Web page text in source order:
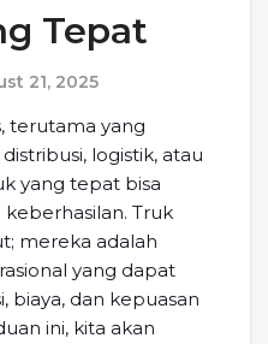
Tepat
21, 2025
terutama yang
logistik, atau
yang tepat bisa
Truk
mereka adalah
yang dapat
biaya, dan kepuasan
ini, kita akan